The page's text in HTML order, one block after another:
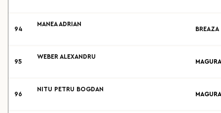
94
MANEA ADRIAN
BREAZA
95
WEBER ALEXANDRU
96
NITU PETRU BOGDAN